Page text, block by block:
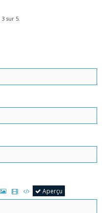
3 sur 5.
Aperçu